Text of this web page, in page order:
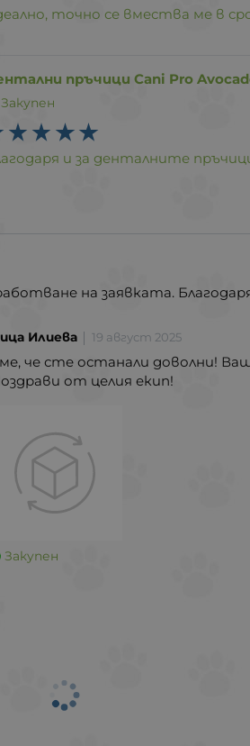
точно се вмества ме в
пръчици Cani Pro
Закупен
и за денталните
на заявката.
Илиева 19 август 2025
че сте останали доволни!
от целия екип!
Закупен